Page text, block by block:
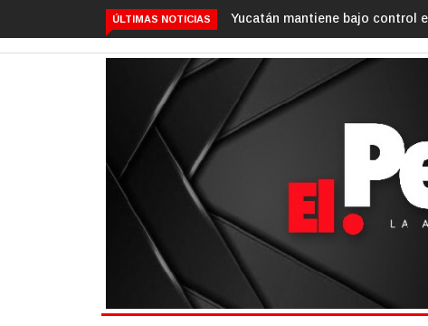
ÚLTIMAS NOTICIAS
Yucatán mantiene bajo control el gusano barrenador: